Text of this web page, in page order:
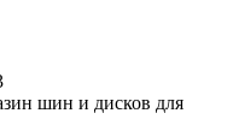
шин и дисков для